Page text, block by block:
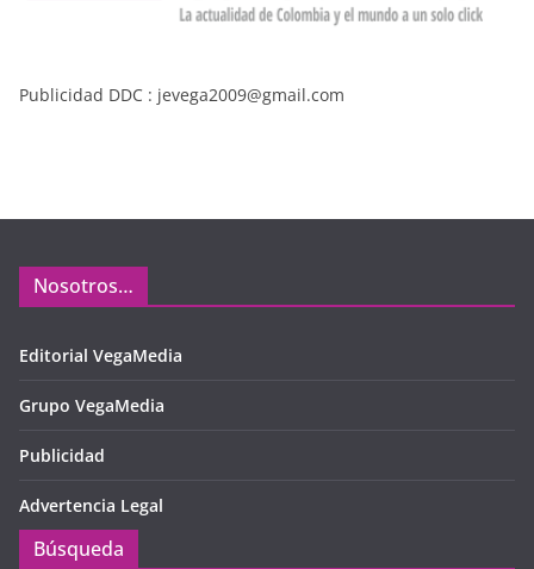
Publicidad DDC : jevega2009@gmail.com
Nosotros…
Editorial VegaMedia
Grupo VegaMedia
Publicidad
Advertencia Legal
Búsqueda